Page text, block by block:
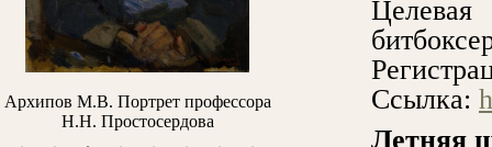
профессора
Верещагин П.П. Вид НижнегоСсылка:
Летняя